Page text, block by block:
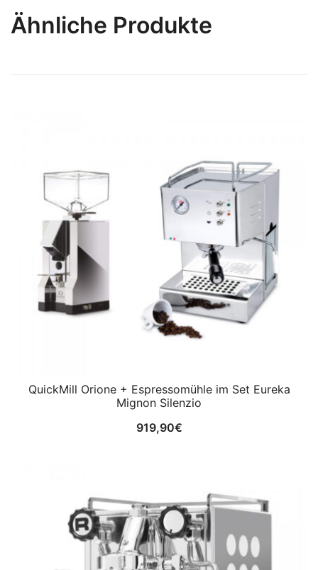
Ähnliche Produkte
QuickMill Orione + Espressomühle im Set Eureka
Mignon Silenzio
919,90€